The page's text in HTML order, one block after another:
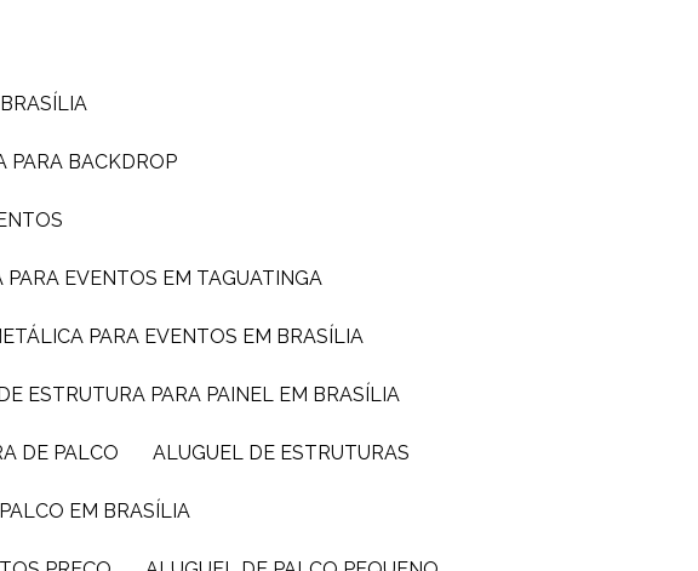
PARA BACKDROP
PARA EVENTOS EM TAGUATINGA
PARA EVENTOS EM BRASÍLIA
DE ESTRUTURA PARA PAINEL EM BRASÍLIA
DE PALCO ALUGUEL DE ESTRUTURAS
PALCO EM BRASÍLIA